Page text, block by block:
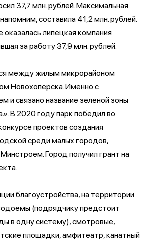
37,7 млн. рублей. Максимальная
составила 41,2 млн. рублей.
липецкая компания
за работу 37,9 млн. рублей.
между жилым микрорайоном
Новохоперска. Именно с
и связано название зеленой зоны
В 2020 году парк победил во
проектов создания
среди малых городов,
Город получил грант на
благоустройства, на территории
(подрядчику предстоит
в одну систему), смотровые,
площадки, амфитеатр, канатный